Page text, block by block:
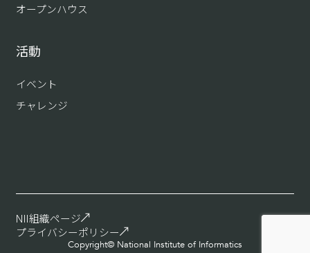
オープンハウス
活動
イベント
チャレンジ
NII組織ページ
プライバシーポリシー
Copyright© National Institute of Informatics